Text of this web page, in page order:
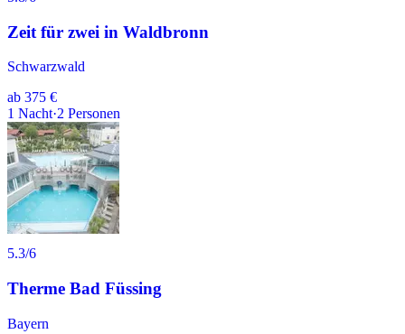
Zeit für zwei in Waldbronn
Schwarzwald
ab 375 €
1 Nacht·2 Personen
5.3/6
Therme Bad Füssing
Bayern